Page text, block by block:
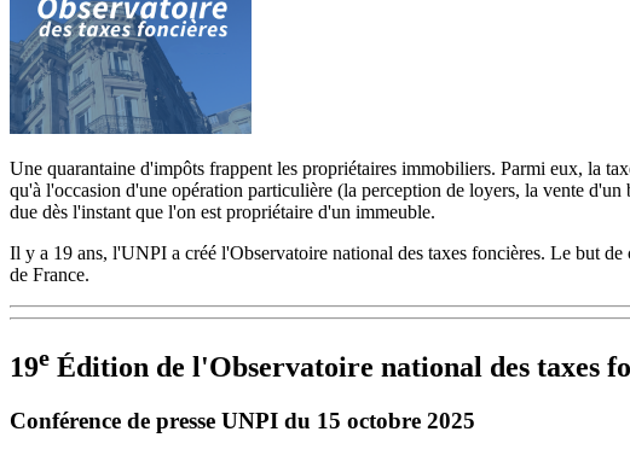
Une quarantaine d'impôts frappent les propriétaires immobiliers. Parmi eux, la
qu'à l'occasion d'une opération particulière (la perception de loyers, la vente
due dès l'instant que l'on est propriétaire d'un immeuble.
Il y a 19 ans, l'UNPI a créé l'Observatoire national des taxes foncières. Le but
de France.
19e Édition de l'Observatoire national des taxes
Conférence de presse UNPI du 15 octobre 2025